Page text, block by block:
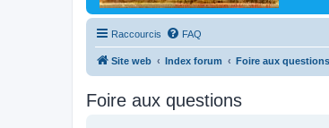
Raccourcis FAQ
Site web Index forum Foire aux questions
Foire aux questions